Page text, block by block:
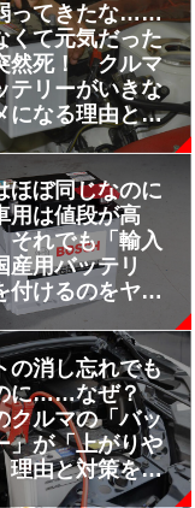
ってきたな……
くて元気だった
然死！ クルマ
テリーがいきな
になる理由と避
めの対策とは
ほぼ同じなのに
用は値段が高
れでも「輸入
産用バッテリ
付けるのをヤメ
理由
の消し忘れでも
に……なぜ？
クルマの「バッ
」が「上がりや
理由と対策をデ
ーに聞いた